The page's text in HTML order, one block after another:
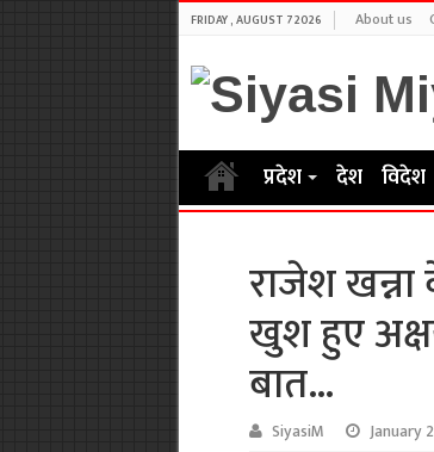
FRIDAY , AUGUST 7 2026 About us
प्रदेश देश विदेश
राजेश खन्ना
खुश हुए
बात…
SiyasiM January